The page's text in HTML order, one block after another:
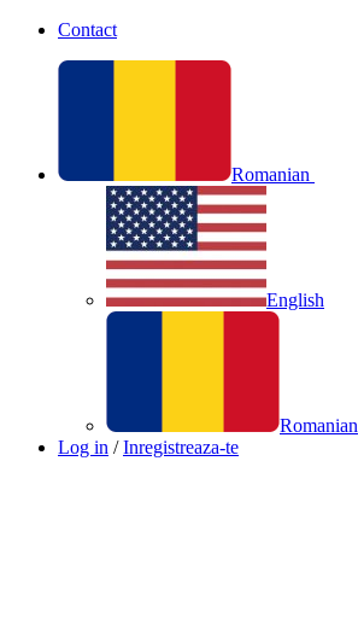
Contact
Romanian
English
Romanian
Log in / Inregistreaza-te